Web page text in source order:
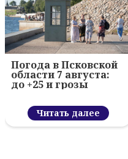
Погода в Псковской
области 7 августа:
до +25 и грозы
Читать далее